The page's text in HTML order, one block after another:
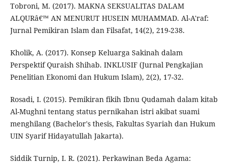
Tobroni, M. (2017). MAKNA SEKSUALITAS DALAM
ALQURâ€™ AN MENURUT HUSEIN MUHAMMAD. Al-A'raf:
Jurnal Pemikiran Islam dan Filsafat, 14(2), 219-238.
Kholik, A. (2017). Konsep Keluarga Sakinah dalam
Perspektif Quraish Shihab. INKLUSIF (Jurnal Pengkajian
Penelitian Ekonomi dan Hukum Islam), 2(2), 17-32.
Rosadi, I. (2015). Pemikiran fikih Ibnu Qudamah dalam kitab
Al-Mughni tentang status pernikahan istri akibat suami
menghilang (Bachelor's thesis, Fakultas Syariah dan Hukum
UIN Syarif Hidayatullah Jakarta).
Siddik Turnip, I. R. (2021). Perkawinan Beda Agama: